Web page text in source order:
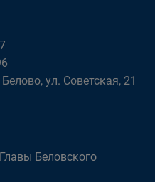
ул. Советская, 21
Беловского